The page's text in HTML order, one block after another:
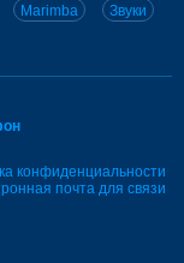
Marimba Звуки
конфиденциальности
почта для связи